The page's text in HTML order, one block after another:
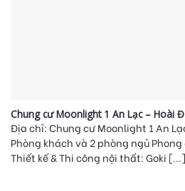
Chung cư Moonlight 1 An Lạc – Hoài
Địa chỉ: Chung cư Moonlight 1 An
Phòng khách và 2 phòng ngủ
Thiết kế & Thi công nội thất: Goki [...]